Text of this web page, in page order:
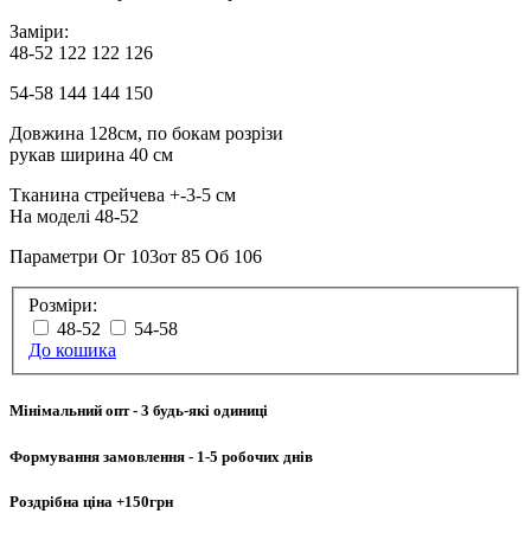
Заміри:
48-52 122 122 126
54-58 144 144 150
Довжина 128см, по бокам розрізи
рукав ширина 40 см
Тканина стрейчева +-3-5 см
На моделі 48-52
Параметри Ог 103от 85 Об 106
Розміри:
48-52
54-58
До кошика
Мінімальний опт- 3 будь-які одиниці
Формування замовлення - 1-5 робочих днів
Роздрібна ціна +150грн